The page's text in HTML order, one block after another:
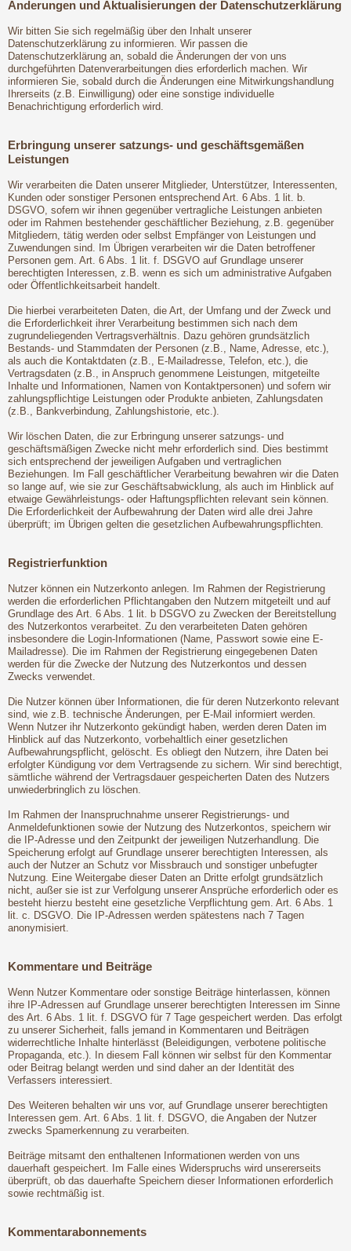
Änderungen und Aktualisierungen der Datenschutzerklärung
Wir bitten Sie sich regelmäßig über den Inhalt unserer
Datenschutzerklärung zu informieren. Wir passen die
Datenschutzerklärung an, sobald die Änderungen der von uns
durchgeführten Datenverarbeitungen dies erforderlich machen. Wir
informieren Sie, sobald durch die Änderungen eine Mitwirkungshandlung
Ihrerseits (z.B. Einwilligung) oder eine sonstige individuelle
Benachrichtigung erforderlich wird.
Erbringung unserer satzungs- und geschäftsgemäßen
Leistungen
Wir verarbeiten die Daten unserer Mitglieder, Unterstützer, Interessenten,
Kunden oder sonstiger Personen entsprechend Art. 6 Abs. 1 lit. b.
DSGVO, sofern wir ihnen gegenüber vertragliche Leistungen anbieten
oder im Rahmen bestehender geschäftlicher Beziehung, z.B. gegenüber
Mitgliedern, tätig werden oder selbst Empfänger von Leistungen und
Zuwendungen sind. Im Übrigen verarbeiten wir die Daten betroffener
Personen gem. Art. 6 Abs. 1 lit. f. DSGVO auf Grundlage unserer
berechtigten Interessen, z.B. wenn es sich um administrative Aufgaben
oder Öffentlichkeitsarbeit handelt.
Die hierbei verarbeiteten Daten, die Art, der Umfang und der Zweck und
die Erforderlichkeit ihrer Verarbeitung bestimmen sich nach dem
zugrundeliegenden Vertragsverhältnis. Dazu gehören grundsätzlich
Bestands- und Stammdaten der Personen (z.B., Name, Adresse, etc.),
als auch die Kontaktdaten (z.B., E-Mailadresse, Telefon, etc.), die
Vertragsdaten (z.B., in Anspruch genommene Leistungen, mitgeteilte
Inhalte und Informationen, Namen von Kontaktpersonen) und sofern wir
zahlungspflichtige Leistungen oder Produkte anbieten, Zahlungsdaten
(z.B., Bankverbindung, Zahlungshistorie, etc.).
Wir löschen Daten, die zur Erbringung unserer satzungs- und
geschäftsmäßigen Zwecke nicht mehr erforderlich sind. Dies bestimmt
sich entsprechend der jeweiligen Aufgaben und vertraglichen
Beziehungen. Im Fall geschäftlicher Verarbeitung bewahren wir die Daten
so lange auf, wie sie zur Geschäftsabwicklung, als auch im Hinblick auf
etwaige Gewährleistungs- oder Haftungspflichten relevant sein können.
Die Erforderlichkeit der Aufbewahrung der Daten wird alle drei Jahre
überprüft; im Übrigen gelten die gesetzlichen Aufbewahrungspflichten.
Registrierfunktion
Nutzer können ein Nutzerkonto anlegen. Im Rahmen der Registrierung
werden die erforderlichen Pflichtangaben den Nutzern mitgeteilt und auf
Grundlage des Art. 6 Abs. 1 lit. b DSGVO zu Zwecken der Bereitstellung
des Nutzerkontos verarbeitet. Zu den verarbeiteten Daten gehören
insbesondere die Login-Informationen (Name, Passwort sowie eine E-
Mailadresse). Die im Rahmen der Registrierung eingegebenen Daten
werden für die Zwecke der Nutzung des Nutzerkontos und dessen
Zwecks verwendet.
Die Nutzer können über Informationen, die für deren Nutzerkonto relevant
sind, wie z.B. technische Änderungen, per E-Mail informiert werden.
Wenn Nutzer ihr Nutzerkonto gekündigt haben, werden deren Daten im
Hinblick auf das Nutzerkonto, vorbehaltlich einer gesetzlichen
Aufbewahrungspflicht, gelöscht. Es obliegt den Nutzern, ihre Daten bei
erfolgter Kündigung vor dem Vertragsende zu sichern. Wir sind berechtigt,
sämtliche während der Vertragsdauer gespeicherten Daten des Nutzers
unwiederbringlich zu löschen.
Im Rahmen der Inanspruchnahme unserer Registrierungs- und
Anmeldefunktionen sowie der Nutzung des Nutzerkontos, speichern wir
die IP-Adresse und den Zeitpunkt der jeweiligen Nutzerhandlung. Die
Speicherung erfolgt auf Grundlage unserer berechtigten Interessen, als
auch der Nutzer an Schutz vor Missbrauch und sonstiger unbefugter
Nutzung. Eine Weitergabe dieser Daten an Dritte erfolgt grundsätzlich
nicht, außer sie ist zur Verfolgung unserer Ansprüche erforderlich oder es
besteht hierzu besteht eine gesetzliche Verpflichtung gem. Art. 6 Abs. 1
lit. c. DSGVO. Die IP-Adressen werden spätestens nach 7 Tagen
anonymisiert.
Kommentare und Beiträge
Wenn Nutzer Kommentare oder sonstige Beiträge hinterlassen, können
ihre IP-Adressen auf Grundlage unserer berechtigten Interessen im Sinne
des Art. 6 Abs. 1 lit. f. DSGVO für 7 Tage gespeichert werden. Das erfolgt
zu unserer Sicherheit, falls jemand in Kommentaren und Beiträgen
widerrechtliche Inhalte hinterlässt (Beleidigungen, verbotene politische
Propaganda, etc.). In diesem Fall können wir selbst für den Kommentar
oder Beitrag belangt werden und sind daher an der Identität des
Verfassers interessiert.
Des Weiteren behalten wir uns vor, auf Grundlage unserer berechtigten
Interessen gem. Art. 6 Abs. 1 lit. f. DSGVO, die Angaben der Nutzer
zwecks Spamerkennung zu verarbeiten.
Beiträge mitsamt den enthaltenen Informationen werden von uns
dauerhaft gespeichert. Im Falle eines Widerspruchs wird unsererseits
überprüft, ob das dauerhafte Speichern dieser Informationen erforderlich
sowie rechtmäßig ist.
Kommentarabonnements